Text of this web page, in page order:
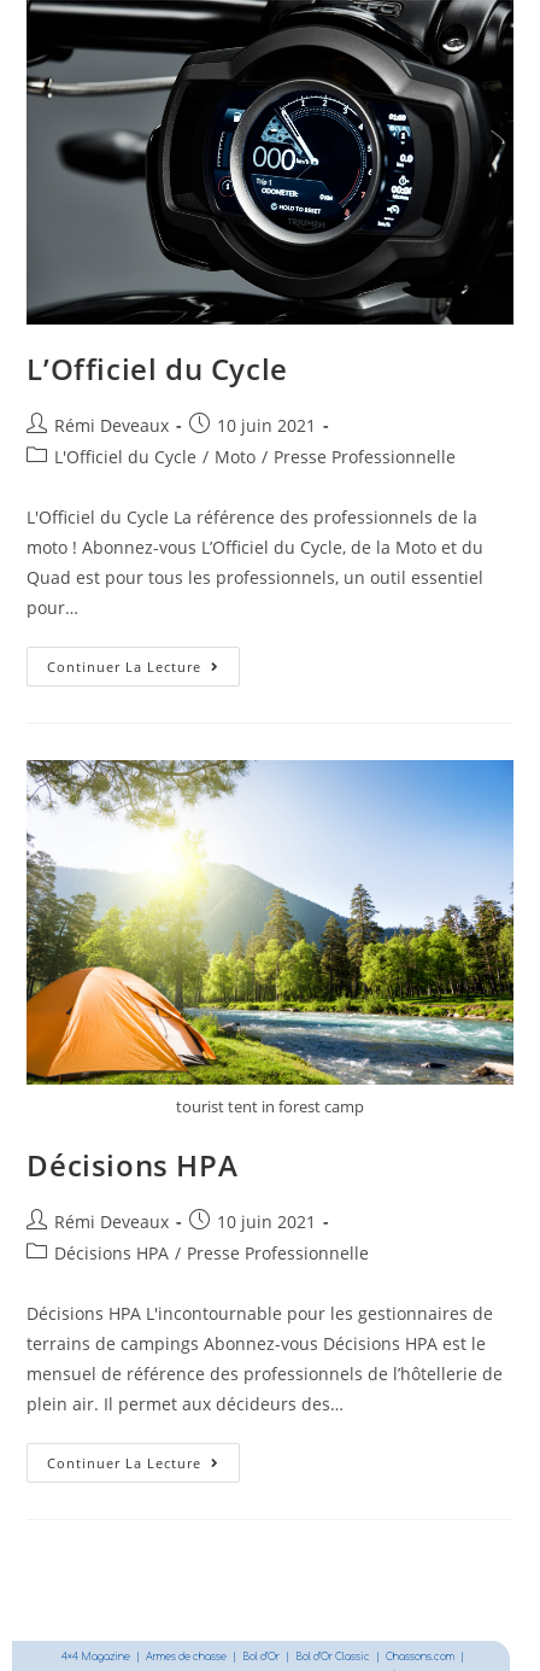
L’Officiel du Cycle
Rémi Deveaux
10 juin 2021
L'Officiel du Cycle / Moto / Presse Professionnelle
L'Officiel du Cycle La référence des professionnels de la
moto ! Abonnez-vous L’Officiel du Cycle, de la Moto et du
Quad est pour tous les professionnels, un outil essentiel
pour…
Continuer La Lecture
tourist tent in forest camp
Décisions HPA
Rémi Deveaux
10 juin 2021
Décisions HPA / Presse Professionnelle
Décisions HPA L'incontournable pour les gestionnaires de
terrains de campings Abonnez-vous Décisions HPA est le
mensuel de référence des professionnels de l’hôtellerie de
plein air. Il permet aux décideurs des…
Continuer La Lecture
4×4 Magazine Armes de chasse Bol d’Or Bol d’Or Classic Chassons.com